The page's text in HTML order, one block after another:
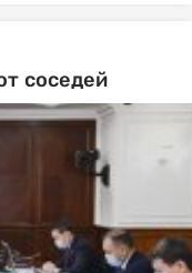
соседей